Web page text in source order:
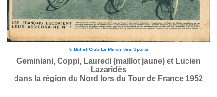
© But et Club Le Miroir des Sports
Geminiani, Coppi, Lauredi (maillot jaune) et Lucien
Lazaridès
dans la région du Nord lors du Tour de France 1952